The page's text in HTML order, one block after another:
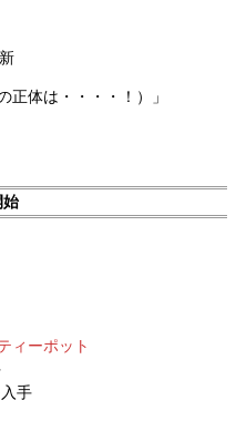
正体は・・・・！）」
始
ィーポット
手